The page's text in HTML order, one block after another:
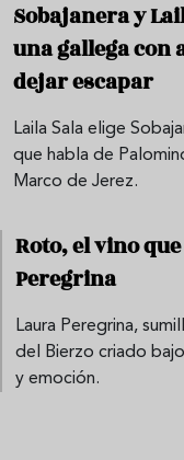
Sobajanera y
una gallega con
dejar escapar
Laila Sala elige
que habla de
Marco de Jerez.
Roto, el vino
Peregrina
Laura Peregrina,
del Bierzo criado
y emoción.